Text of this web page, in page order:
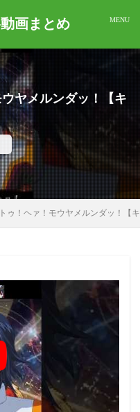
画まとめ
ヤメルンダッ！【キ
ゥ！ヘァ！モウヤメルンダッ！【